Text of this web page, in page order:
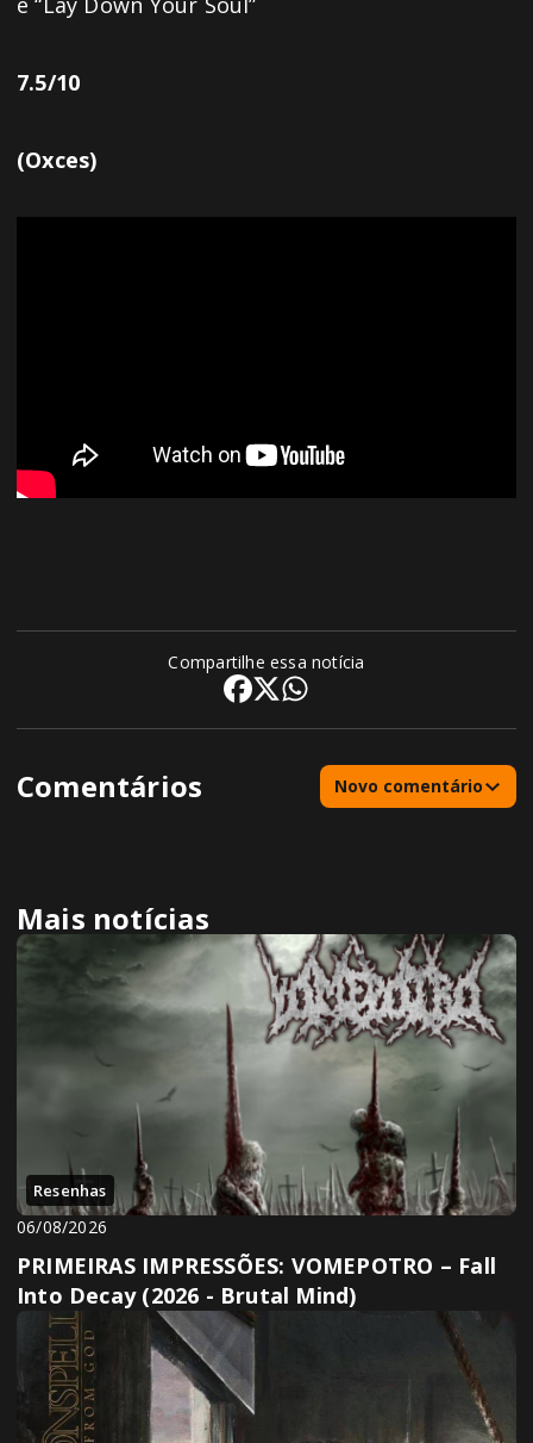
7.5/10
(Oxces)
Compartilhe essa notícia
Comentários Novo comentário
Mais notícias
Resenhas
06/08/2026
PRIMEIRAS IMPRESSÕES: VOMEPOTRO – Fall
Into Decay (2026 - Brutal Mind)